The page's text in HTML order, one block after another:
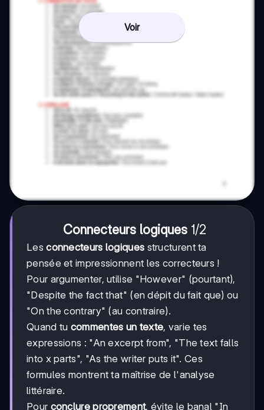
Voir
Connecteurs logiques 1/2
1/2
Lesconnecteurs logiques structurent ta
pensée et impressionnent les correcteurs !
Pour argumenter, utilise "However" (pourtant),
"Despite the fact that" (en dépit du fait que) ou
"On the contrary" (au contraire).
Quand tu commentes un texte, varie tes
expressions : "An excerpt from", "The text falls
into x parts", "As the writer puts it". Ces
formules montrent ta maîtrise de l'analyse
littéraire.
Pour conclure proprement, évite le banal "In